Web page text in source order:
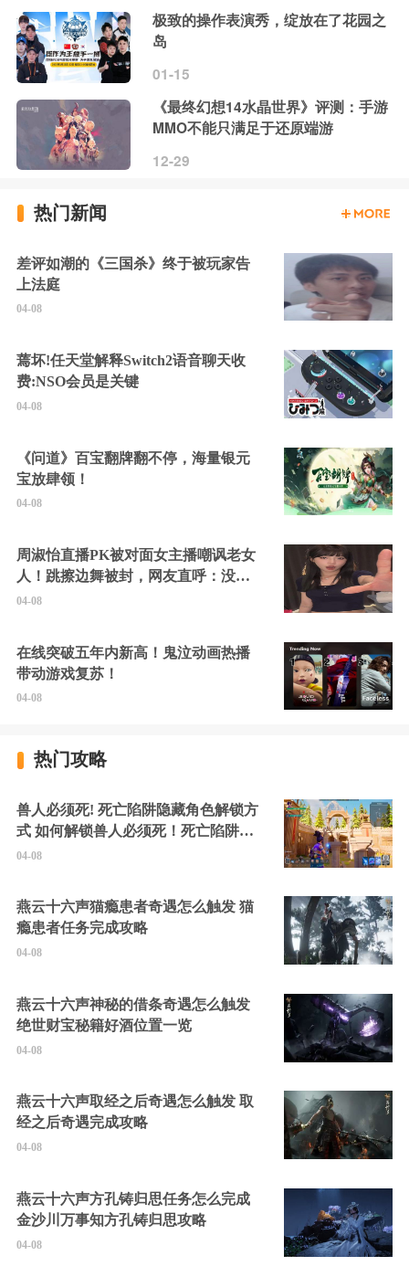
极致的操作表演秀，绽放在了花园之
岛
01-15
《最终幻想14水晶世界》评测：手游
MMO不能只满足于还原端游
12-29
热门新闻
差评如潮的《三国杀》终于被玩家告
上法庭
04-08
蔫坏!任天堂解释Switch2语音聊天收
费:NSO会员是关键
04-08
《问道》百宝翻牌翻不停，海量银元
宝放肆领！
04-08
周淑怡直播PK被对面女主播嘲讽老女
人！跳擦边舞被封，网友直呼：没边
硬擦封的好！
04-08
在线突破五年内新高！鬼泣动画热播
带动游戏复苏！
04-08
热门攻略
兽人必须死! 死亡陷阱隐藏角色解锁方
式 如何解锁兽人必须死！死亡陷阱中
的隐藏角色
04-08
燕云十六声猫瘾患者奇遇怎么触发 猫
瘾患者任务完成攻略
04-08
燕云十六声神秘的借条奇遇怎么触发
绝世财宝秘籍好酒位置一览
04-08
燕云十六声取经之后奇遇怎么触发 取
经之后奇遇完成攻略
04-08
燕云十六声方孔铸归思任务怎么完成
金沙川万事知方孔铸归思攻略
04-08